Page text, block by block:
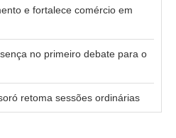
e fortalece comércio em
no primeiro debate para o
retoma sessões ordinárias